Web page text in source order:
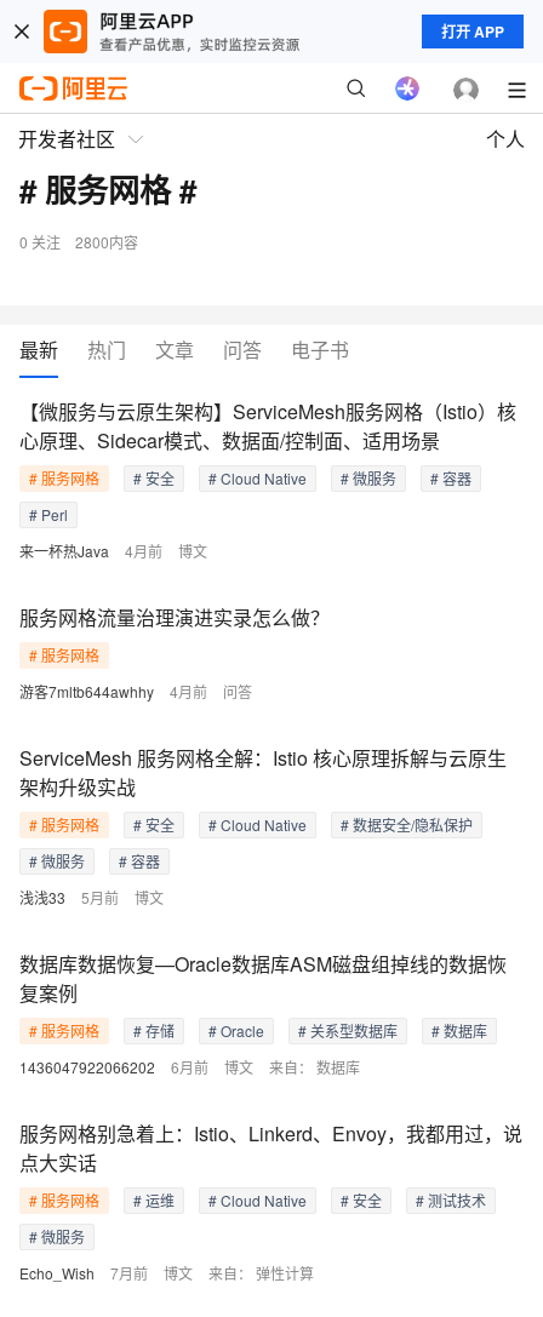
打开 APP
开发者社区 个人
# 服务网格 #
0 关注 2800内容
最新 热门 文章 问答 电子书
来一杯热Java 4月前 博文
【微服务与云原生架构】ServiceMesh服务网格（Istio）核
心原理、Sidecar模式、数据面/控制面、适用场景
# 服务网格 # 安全 # Cloud Native # 微服务
# 容器
# Perl
游客7mltb644awhhy 4月前 问答
服务网格流量治理演进实录怎么做？
# 服务网格
浅浅33 5月前 博文
ServiceMesh 服务网格全解：Istio 核心原理拆解与云原生
架构升级实战
# 服务网格 # 安全 # Cloud Native
# 数据安全/隐私保护
# 微服务
# 容器
1436047922066202 6月前 博文 来自： 数据库
数据库数据恢复—Oracle数据库ASM磁盘组掉线的数据恢
复案例
# 服务网格 # 存储 # Oracle # 关系型数据库 # 数据库
Echo_Wish 7月前 博文 来自： 弹性计算
服务网格别急着上：Istio、Linkerd、Envoy，我都用过，说
点大实话
# 服务网格 # 运维 # Cloud Native # 安全
# 测试技术
# 微服务